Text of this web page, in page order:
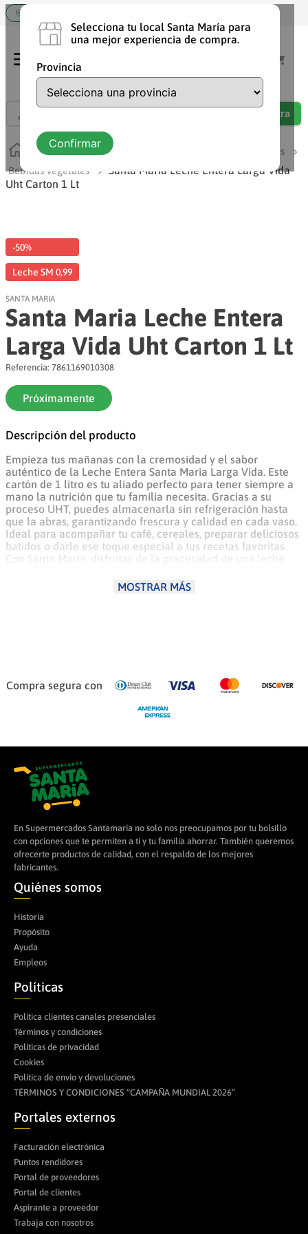
Selecciona tu local Santa María para
una mejor experiencia de compra.
Provincia
Confirmar
¿Qué estás buscando?
Lácteos
Leches, bebidas vegetales, avenas bebibles
Bebidas vegetales
Santa Maria Leche Entera Larga Vida
Uht Carton 1 Lt
-50%
Leche SM 0,99
SANTA MARIA
Santa Maria Leche Entera
Larga Vida Uht Carton 1 Lt
Referencia: 7861169010308
Próximamente
Descripción del producto
Empieza tus mañanas con la cremosidad y el sabor
auténtico de la Leche Entera Santa Maria Larga Vida. Este
cartón de 1 litro es tu aliado perfecto para tener siempre a
mano la nutrición que tu familia necesita. Gracias a su
proceso UHT, puedes almacenarla sin refrigeración hasta
que la abras, garantizando frescura y calidad en cada vaso.
Ideal para acompañar tu café, cereales, preparar deliciosos
batidos o darle ese toque especial a tus recetas favoritas.
momento del día. Es la elección inteligente para hogares
MOSTRAR MÁS
Compra segura con
En Supermercados Santamaría no solo nos preocupamos por tu bolsillo
con opciones que te permiten a ti y tu familia ahorrar. También queremos
ofrecerte productos de calidad, con el respaldo de los mejores
fabricantes.
Quiénes somos
Historia
Propósito
Ayuda
Empleos
Políticas
Política clientes canales presenciales
Términos y condiciones
Políticas de privacidad
Cookies
Politica de envío y devoluciones
TÉRMINOS Y CONDICIONES “CAMPAÑA MUNDIAL 2026”
Portales externos
Facturación electrónica
Puntos rendidores
Portal de proveedores
Portal de clientes
Aspirante a proveedor
Trabaja con nosotros
TÉRMINOS MÁS BUSCADOS
1
2 .
chocolate
5.
yogurt
6.
vaquita
detergente
8
leche
9.
arroz